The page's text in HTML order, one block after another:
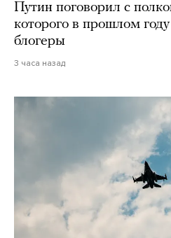
Путин поговорил с
которого в прошлом
блогеры
3 часа назад